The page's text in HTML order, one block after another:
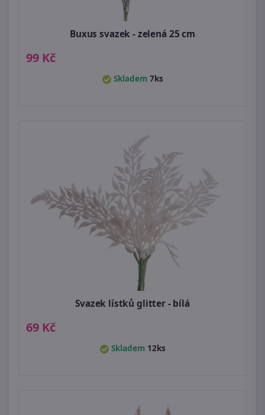
Buxus svazek - zelená 25 cm
99 Kč
Skladem 7ks
Svazek lístků glitter - bílá
69 Kč
Skladem 12ks